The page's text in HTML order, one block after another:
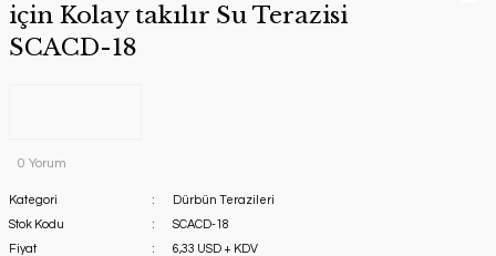
için Kolay takılır Su Terazisi
SCACD-18
0 Yorum
Kategori
Dürbün Terazileri
Stok Kodu
SCACD-18
Fiyat
6,33 USD + KDV